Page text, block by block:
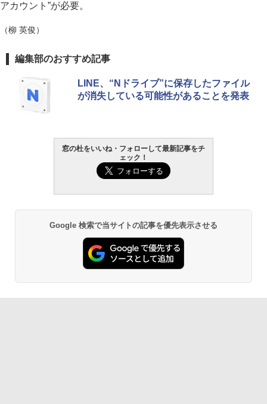
アカウント”が必要。
（柳 英俊）
編集部のおすすめ記事
LINE、“Nドライブ”に保存したファイル
が消失している可能性があることを発表
窓の杜をいいね・フォローして最新記事をチ
ェック！
Google 検索で当サイトの記事を優先表示させる